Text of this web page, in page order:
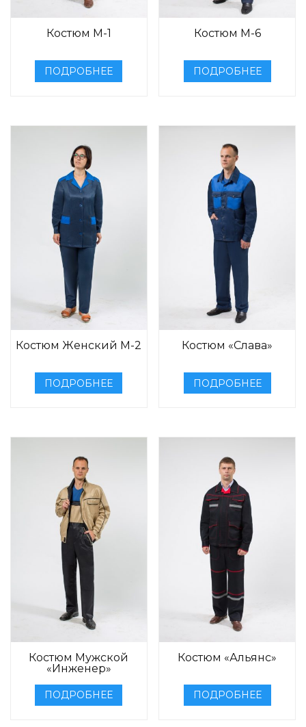
Костюм М-1
ПОДРОБНЕЕ
Костюм М-6
ПОДРОБНЕЕ
Костюм Женский М-2
ПОДРОБНЕЕ
Костюм «Слава»
ПОДРОБНЕЕ
Костюм Мужской
«Инженер»
ПОДРОБНЕЕ
Костюм «Альянс»
ПОДРОБНЕЕ